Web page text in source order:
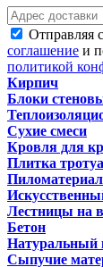
Отправляя
соглашение и
политикой
Кирпич
Блоки
Сухие смеси
Кровля для
Плитка
Лестницы на
Бетон
Натуральный
Сыпучие